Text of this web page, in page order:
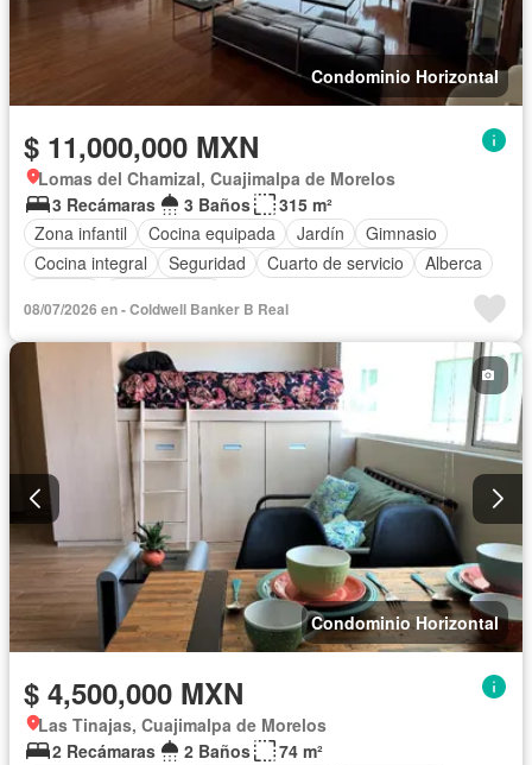
Condominio Horizontal
$ 11,000,000 MXN
Lomas del Chamizal, Cuajimalpa de Morelos
3 Recámaras
3 Baños
315 m²
Zona infantil
Cocina equipada Jardín
Gimnasio
Cocina integral
Seguridad Cuarto de servicio
Alberca
08/07/2026 en - Coldwell Banker B Real
Condominio Horizontal
$ 4,500,000 MXN
Las Tinajas, Cuajimalpa de Morelos
2 Recámaras
2 Baños
74 m²